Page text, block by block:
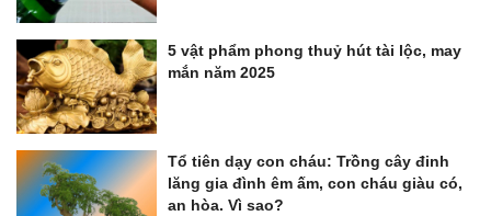
5 vật phẩm phong thuỷ hút tài lộc, may
mắn năm 2025
Tổ tiên dạy con cháu: Trồng cây đinh
lăng gia đình êm ấm, con cháu giàu có,
an hòa. Vì sao?